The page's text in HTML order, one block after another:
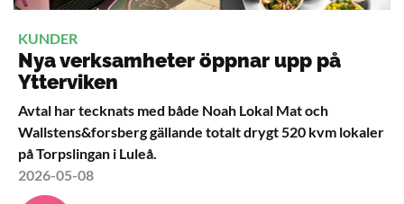
KUNDER
Nya verksamheter öppnar upp på
Ytterviken
Avtal har tecknats med både Noah Lokal Mat och
Wallstens&forsberg gällande totalt drygt 520 kvm lokaler
på Torpslingan i Luleå.
2026-05-08